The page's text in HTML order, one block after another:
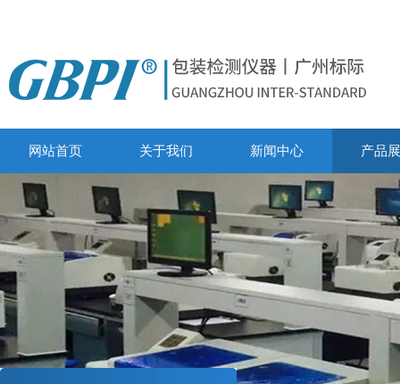
网站首页 关于我们 新闻中心 产品